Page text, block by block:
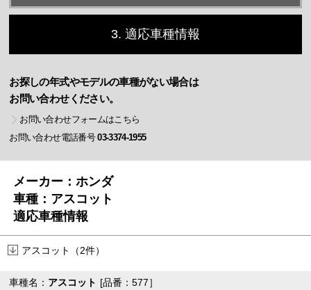
3. 適応車種情報
お探しの年式やモデルの車種がない場合は
お問い合わせください。
お問い合わせフォームはこちら
お問い合わせ電話番号03-3374-1955
メーカー：ホンダ
車種：アスコット
適応車種情報
アスコット（2件）
車種名： アスコット [品番：577］